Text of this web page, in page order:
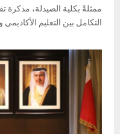
ممثلةً بكلية الصيدلة،
التكامل بين التعليم الأكاديمي